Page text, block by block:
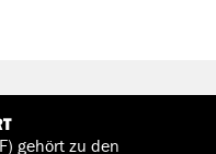
gehört zu den